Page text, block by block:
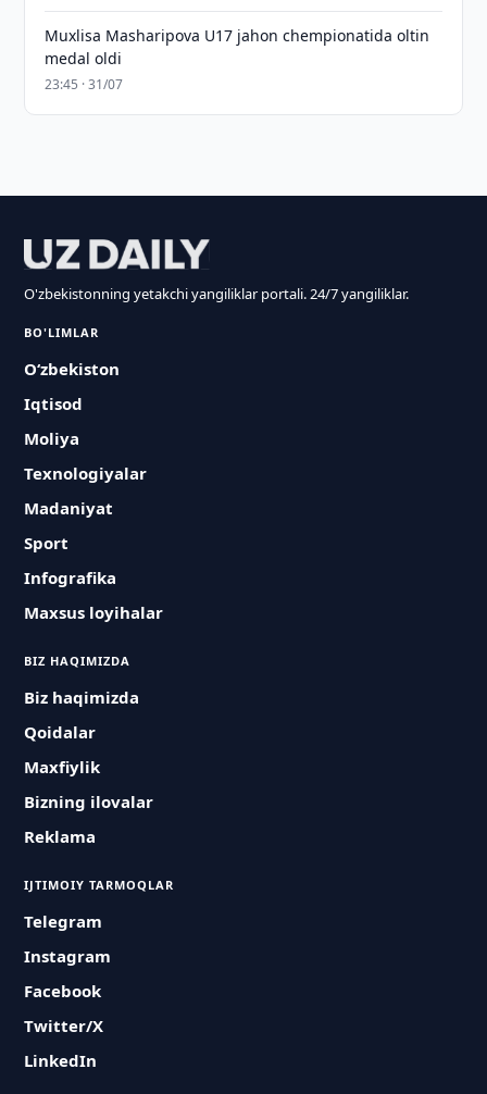
Muxlisa Masharipova U17 jahon chempionatida oltin
medal oldi
23:45 · 31/07
O'zbekistonning yetakchi yangiliklar portali. 24/7 yangiliklar.
BO'LIMLAR
O‘zbekiston
Iqtisod
Moliya
Texnologiyalar
Madaniyat
Sport
Infografika
Maxsus loyihalar
BIZ HAQIMIZDA
Biz haqimizda
Qoidalar
Maxfiylik
Bizning ilovalar
Reklama
IJTIMOIY TARMOQLAR
Telegram
Instagram
Facebook
Twitter/X
LinkedIn